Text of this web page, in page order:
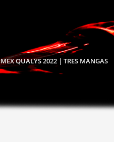
MEX QUALYS 2022 | TRES MANGAS